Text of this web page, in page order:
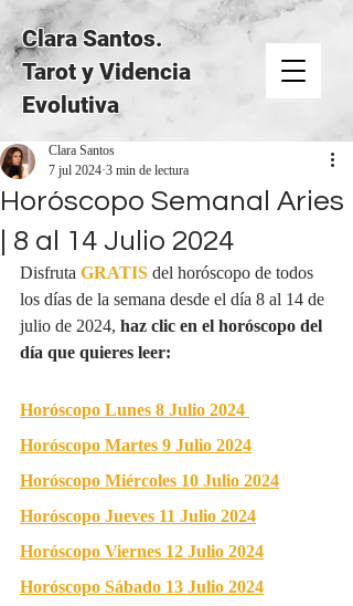
Clara Santos.
Tarot y Videncia
Evolutiva
Horóscopo Semanal Aries
| 8 al 14 Julio 2024
Clara Santos
7 jul 20243 min de lectura
Disfruta GRATISdel horóscopo de todos
los días de la semana desde el día 8 al 14 de
julio de 2024, haz clic en el horóscopo del
día que quieres leer:
Horóscopo Lunes 8 Julio 2024
Horóscopo Martes 9 Julio 2024
Horóscopo Miércoles 10 Julio 2024
Horóscopo Jueves 11 Julio 2024
Horóscopo Viernes 12 Julio 2024
Horóscopo Sábado 13 Julio 2024